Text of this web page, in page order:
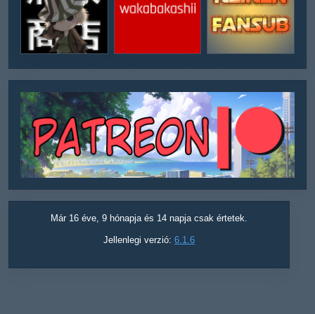
Már 16 éve, 9 hónapja és 14 napja csak értetek.
Jellenlegi verzió: 6.1.6